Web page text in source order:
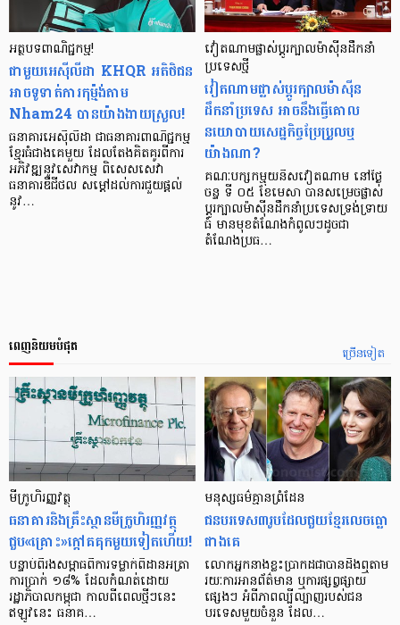
អត្ថបទពាណិជ្ជកម្ម!
ជាមួយអេស៊ីលីដា KHQR អតិថិជន
អាចទូទាត់ការកុម្ម៉ង់តាម
Nham24 បានយ៉ាងងាយស្រួល!
ធនាគារអេស៊ីលីដា ជាធនាគារពាណិជ្ជកម្ម
ខ្មែរធំជាងគេមួយ ដែលតែងគិតគូរពីការ
អភិវឌ្ឍនូវសេវាកម្ម ពិសេសសេវា
ធនាគារឌីជីថល សម្ដៅដល់ការជួយផ្ដល់
នូវ…
វៀតណាមផ្លាស់ប្ដូរក្បាលម៉ាស៊ីនដឹកនាំ
ប្រទេសថ្មី
វៀតណាមផ្លាស់ប្ដូរក្បាលម៉ាស៊ីន
ដឹកនាំប្រទេស អាចនឹងធ្វើគោល
នយោបាយសេដ្ឋកិច្ចប្រែប្រួលឬ
យ៉ាងណា?
គណៈបក្សកម្មុយនីសវៀតណាម នៅថ្ងៃ
ចន្ទ ទី ០៥ ខែមេសា បានសម្រេចផ្លាស់
ប្ដូរក្បាលម៉ាស៊ីនដឹកនាំប្រទេសទ្រង់ទ្រាយ
ធំ មានមុខតំណែងកំពូលៗដូចជា
តំណែងប្រធ…
ច្រើនទៀត
ពេញនិយមបំផុត
មីក្រូ​ហិរញ្ញវត្ថុ
ធនាគារ​និង​គ្រឹះស្ថាន​មីក្រូ​ហិរញ្ញវត្ថុ​
ជួប«គ្រោះ»ក្តៅ​គគុក​មួយ​ទៀត​ហើយ!
បន្ទាប់​ពី​រង​សម្ពាធ​​ពី​ការ​ទម្លាក់​ពិដាន​អត្រា​
ការ​ប្រាក់ ១៨​% ដែល​កំណត់​ដោយ​
រដ្ឋាភិបាល​កម្ពុជា កាល​ពី​ពេល​ថ្មីៗ​នេះ
ឥឡូវ​នេះ ធនាគ…
មនុស្ស​ធម៌​គ្មាន​ព្រំដែន
ជន​បរទេស​៣​រូប​ដែល​ជួយ​ខ្មែរ​លេច​ធ្លោ​
ជាង​គេ
លោកអ្នក​នាង​ខ្លះ​ប្រាកដ​ជា​បាន​​ដឹង​ឮ​តាម​
រយៈ​ការ​អាន​ព័ត៌មាន ឬ​ការ​ផ្សព្វផ្សាយ​
ផ្សេងៗ អំពី​ភាព​ល្បីល្បាញ​របស់​ជន​
បរទេស​មួយ​ចំនួន ដែល…